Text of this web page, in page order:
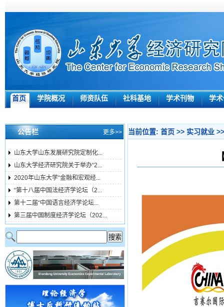
首页 学院概况 师资队伍 社科基地 学术刊物 学
公告栏 更多>>
山东大学山东发展研究院定制化...
山东大学经济研究院关于举办“2...
2020年山东大学“金融和宏观经...
“第十八届中国法经济学论坛（2...
第十二届“中国语言经济学论坛...
第三届中国制度经济学论坛（202...
当前位置: 首页 >> 实习就业